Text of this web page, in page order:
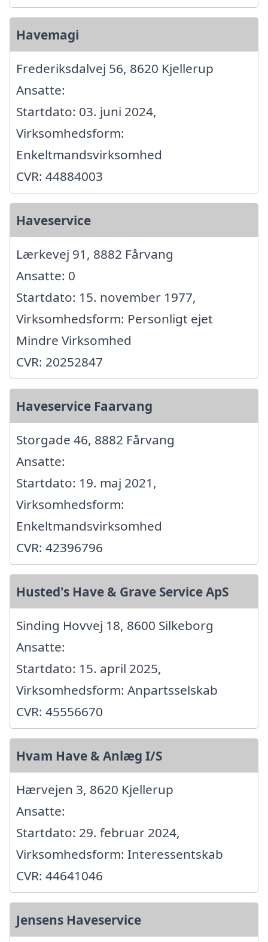
Havemagi
Frederiksdalvej 56, 8620 Kjellerup
Ansatte:
Startdato: 03. juni 2024,
Virksomhedsform:
Enkeltmandsvirksomhed
CVR: 44884003
Haveservice
Lærkevej 91, 8882 Fårvang
Ansatte: 0
Startdato: 15. november 1977,
Virksomhedsform: Personligt ejet
Mindre Virksomhed
CVR: 20252847
Haveservice Faarvang
Storgade 46, 8882 Fårvang
Ansatte:
Startdato: 19. maj 2021,
Virksomhedsform:
Enkeltmandsvirksomhed
CVR: 42396796
Husted's Have & Grave Service ApS
Sinding Hovvej 18, 8600 Silkeborg
Ansatte:
Startdato: 15. april 2025,
Virksomhedsform: Anpartsselskab
CVR: 45556670
Hvam Have & Anlæg I/S
Hærvejen 3, 8620 Kjellerup
Ansatte:
Startdato: 29. februar 2024,
Virksomhedsform: Interessentskab
CVR: 44641046
Jensens Haveservice